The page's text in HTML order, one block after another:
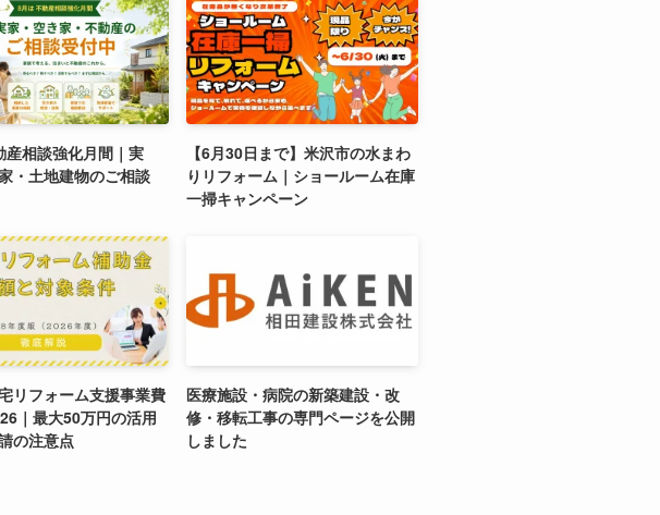
産相談強化月間｜実
・土地建物のご相談
【6月30日まで】米沢市の水まわ
りリフォーム｜ショールーム在庫
一掃キャンペーン
リフォーム支援事業費
｜最大50万円の活用
の注意点
医療施設・病院の新築建設・改
修・移転工事の専門ページを公開
しました